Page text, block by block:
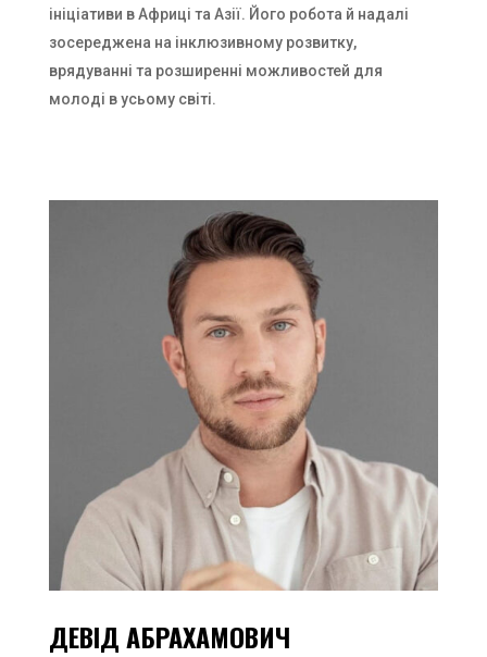
ініціативи в Африці та Азії. Його робота й надалі
зосереджена на інклюзивному розвитку,
врядуванні та розширенні можливостей для
молоді в усьому світі.
ДЕВІД АБРАХАМОВИЧ